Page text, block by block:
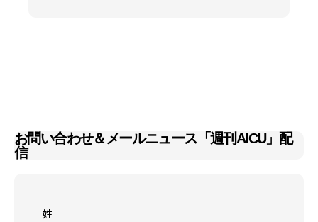
お問い合わせ＆メールニュース「週刊AICU」配
信
姓